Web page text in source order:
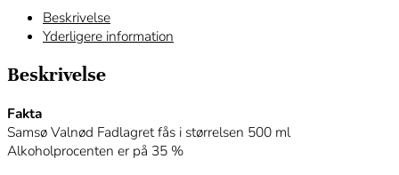
Beskrivelse
Yderligere information
Beskrivelse
Fakta
Samsø Valnød Fadlagret fås i størrelsen 500 ml
Alkoholprocenten er på 35 %